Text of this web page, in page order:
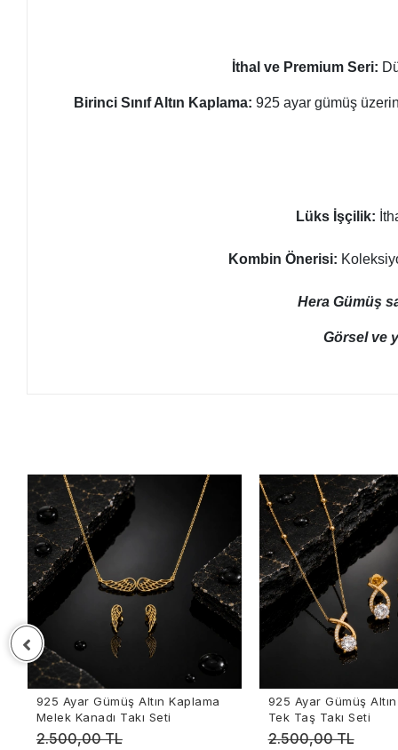
İthal ve Premium Seri:
Birinci Sınıf Altın Kaplama: 925 ayar gümüş
Lüks İşçilik:
Kombin Önerisi:
Hera Gümüş
Görsel ve
Kaplama
Seti
925 Ayar Gümüş Altın Kaplama
Tek Taş Takı Seti
Kolye